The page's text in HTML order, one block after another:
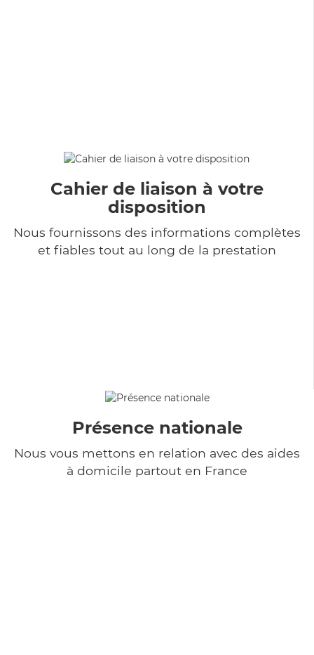
Cahier de liaison à votre
disposition
Nous fournissons des informations complètes
et fiables tout au long de la prestation
Présence nationale
Nous vous mettons en relation avec des aides
à domicile partout en France